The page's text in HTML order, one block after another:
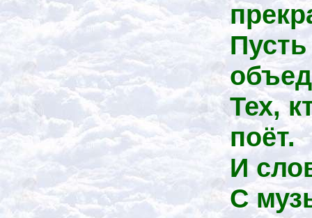
Тех,
поёт.
И
С